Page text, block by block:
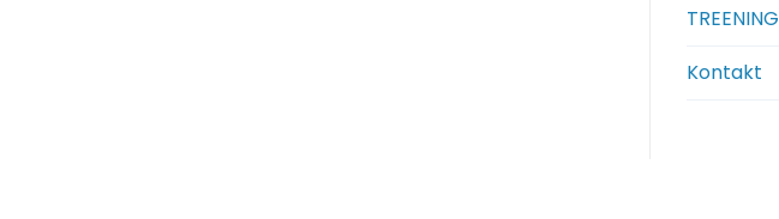
TREENING
Kontakt